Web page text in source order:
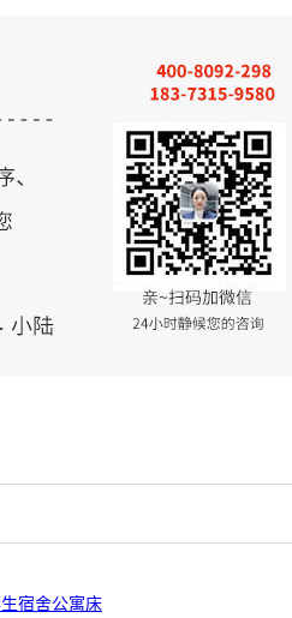
宿舍公寓床